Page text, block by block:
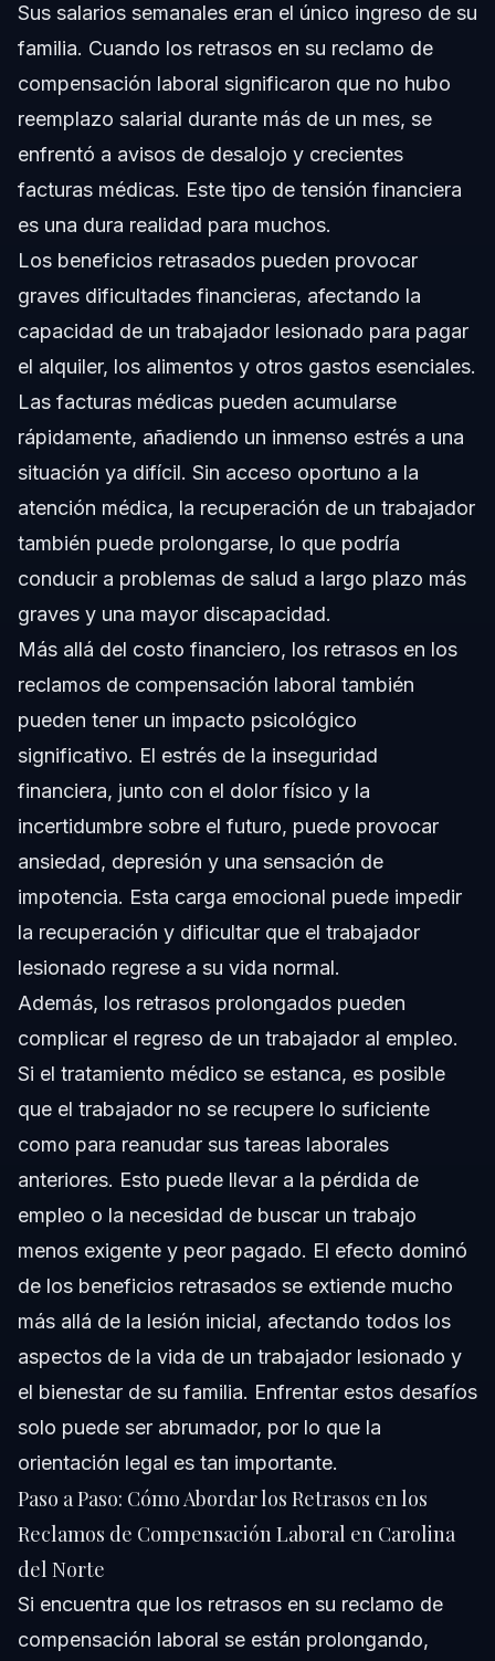
Sus salarios semanales eran el único ingreso de su
familia. Cuando los retrasos en su reclamo de
compensación laboral significaron que no hubo
reemplazo salarial durante más de un mes, se
enfrentó a avisos de desalojo y crecientes
facturas médicas. Este tipo de tensión financiera
es una dura realidad para muchos.
Los beneficios retrasados pueden provocar
graves dificultades financieras, afectando la
capacidad de un trabajador lesionado para pagar
el alquiler, los alimentos y otros gastos esenciales.
Las facturas médicas pueden acumularse
rápidamente, añadiendo un inmenso estrés a una
situación ya difícil. Sin acceso oportuno a la
atención médica, la recuperación de un trabajador
también puede prolongarse, lo que podría
conducir a problemas de salud a largo plazo más
graves y una mayor discapacidad.
Más allá del costo financiero, los retrasos en los
reclamos de compensación laboral también
pueden tener un impacto psicológico
significativo. El estrés de la inseguridad
financiera, junto con el dolor físico y la
incertidumbre sobre el futuro, puede provocar
ansiedad, depresión y una sensación de
impotencia. Esta carga emocional puede impedir
la recuperación y dificultar que el trabajador
lesionado regrese a su vida normal.
Además, los retrasos prolongados pueden
complicar el regreso de un trabajador al empleo.
Si el tratamiento médico se estanca, es posible
que el trabajador no se recupere lo suficiente
como para reanudar sus tareas laborales
anteriores. Esto puede llevar a la pérdida de
empleo o la necesidad de buscar un trabajo
menos exigente y peor pagado. El efecto dominó
de los beneficios retrasados se extiende mucho
más allá de la lesión inicial, afectando todos los
aspectos de la vida de un trabajador lesionado y
el bienestar de su familia. Enfrentar estos desafíos
solo puede ser abrumador, por lo que la
orientación legal es tan importante.
Paso a Paso: Cómo Abordar los Retrasos en los
Reclamos de Compensación Laboral en Carolina
del Norte
Si encuentra que los retrasos en su reclamo de
compensación laboral se están prolongando,